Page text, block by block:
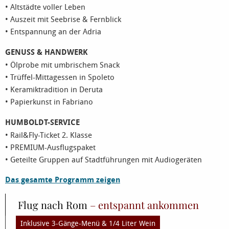
• Altstädte voller Leben
• Auszeit mit Seebrise & Fernblick
• Entspannung an der Adria
GENUSS & HANDWERK
• Ölprobe mit umbrischem Snack
• Trüffel-Mittagessen in Spoleto
• Keramiktradition in Deruta
• Papierkunst in Fabriano
HUMBOLDT-SERVICE
• Rail&Fly-Ticket 2. Klasse
• PREMIUM-Ausflugspaket
• Geteilte Gruppen auf Stadtführungen mit Audiogeräten
Das gesamte Programm zeigen
Flug nach Rom – entspannt ankommen
Inklusive 3-Gänge-Menü & 1/4 Liter Wein